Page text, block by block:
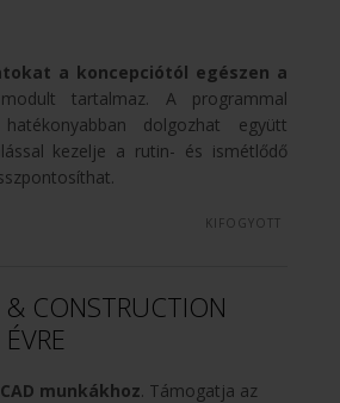
a koncepciótól egészen a
tartalmaz. A programmal
dolgozhat együtt
kezelje a rutin- és ismétlődő
KIFOGYOTT
& CONSTRUCTION
munkákhoz. Támogatja az